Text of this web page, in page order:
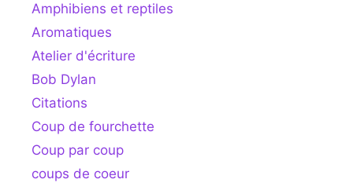
Amphibiens et reptiles
Aromatiques
Atelier d'écriture
Bob Dylan
Citations
Coup de fourchette
Coup par coup
coups de coeur